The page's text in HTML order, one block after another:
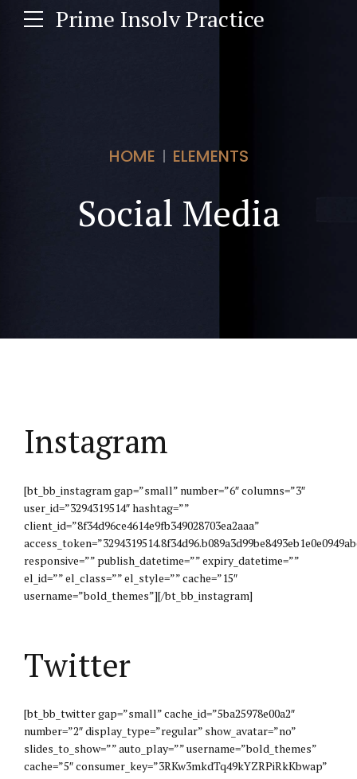
Prime Insolv Practice
HOME ELEMENTS
Social Media
Instagram
[bt_bb_instagram gap=”small” number=”6″ columns=”3″
user_id=”3294319514″ hashtag=””
client_id=”8f34d96ce4614e9fb349028703ea2aaa”
responsive=”” publish_datetime=”” expiry_datetime=””
el_id=”” el_class=”” el_style=”” cache=”15″
username=”bold_themes”][/bt_bb_instagram]
Twitter
[bt_bb_twitter gap=”small” cache_id=”5ba25978e00a2″
number=”2″ display_type=”regular” show_avatar=”no”
slides_to_show=”” auto_play=”” username=”bold_themes”
cache=”5″ consumer_key=”3RKw3mkdTq49kYZRPiRkKbwap”